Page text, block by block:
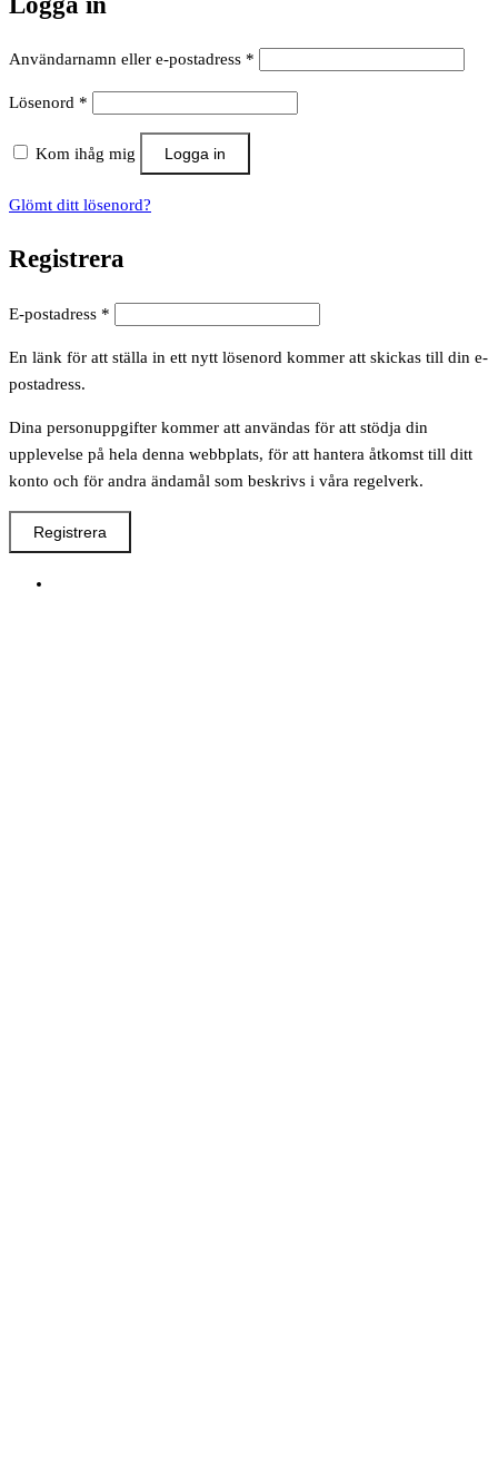
Användarnamn eller e-postadress *
Lösenord *
Kom ihåg mig Logga in
Glömt ditt lösenord?
Registrera
E-postadress *
En länk för att ställa in ett nytt lösenord kommer att skickas till din e-
postadress.
Dina personuppgifter kommer att användas för att stödja din
upplevelse på hela denna webbplats, för att hantera åtkomst till ditt
konto och för andra ändamål som beskrivs i våra regelverk.
Registrera